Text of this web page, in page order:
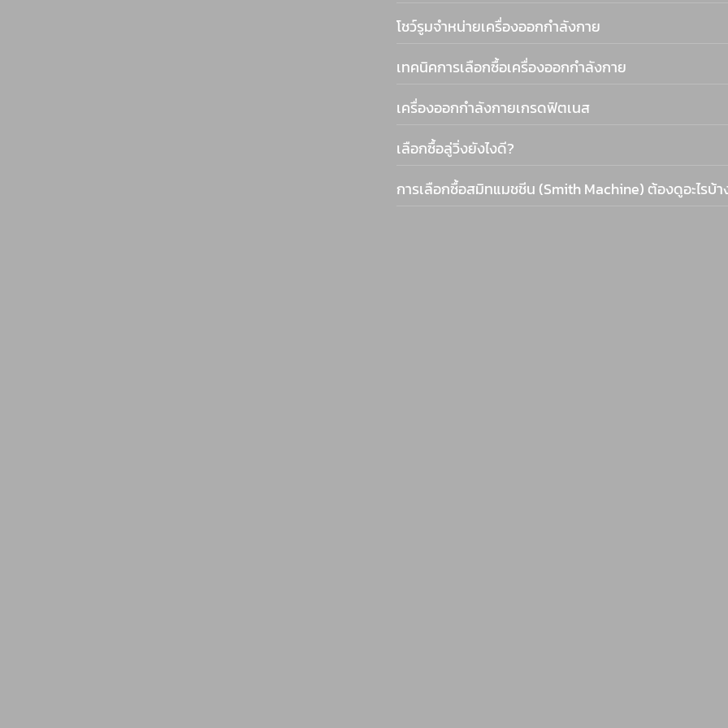
โชว์รูมจำหน่ายเครื่องออกกำลังกาย
เทคนิคการเลือกซื้อเครื่องออกกำลังกาย
เครื่องออกกำลังกายเกรดฟิตเนส
เลือกซื้อลู่วิ่งยังไงดี?
การเลือกซื้อสมิทแมชชีน (Smith Machine) ต้องดูอะไรบ้า